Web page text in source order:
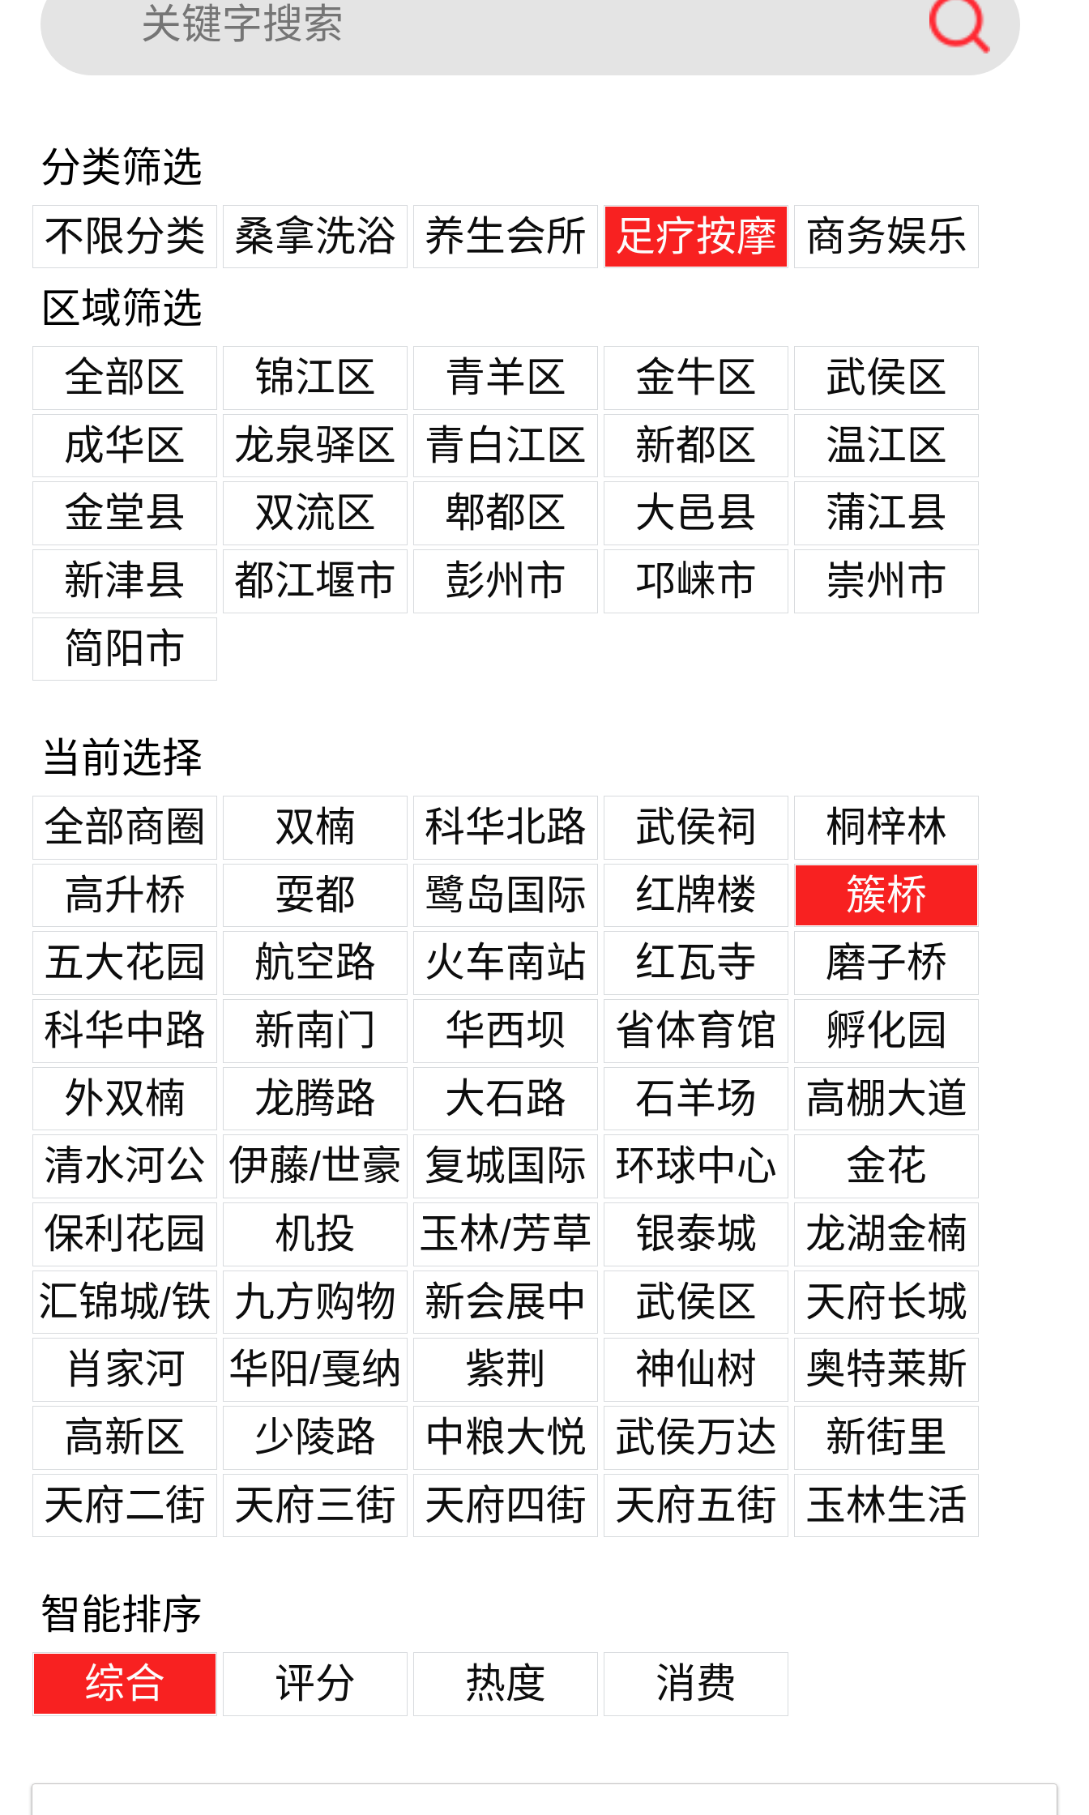
分类筛选
不限分类
桑拿洗浴 养生会所 足疗按摩
商务娱乐
区域筛选
全部区
锦江区 青羊区 金牛区
武侯区
成华区
龙泉驿区 青白江区 新都区
温江区
金堂县
双流区 郫都区 大邑县
蒲江县
新津县
都江堰市 彭州市 邛崃市
崇州市
简阳市
当前选择
全部商圈
双楠 科华北路 武侯祠
桐梓林
高升桥
耍都 鹭岛国际 红牌楼
簇桥
五大花园
航空路 火车南站 红瓦寺
磨子桥
科华中路
王府井
新南门 华西坝 省体育馆
孵化园
外双楠
龙腾路 大石路 石羊场
高棚大道
清水河公
园
伊藤/世豪
广场
复城国际
广场
环球中心
金花
保利花园
机投
玉林/芳草
街
银泰城
龙湖金楠
天街
汇锦城/铁
像寺
九方购物
中心
新会展中
心
武侯区
天府长城
肖家河
华阳/戛纳
湾
紫荆 神仙树
奥特莱斯
高新区
少陵路
中粮大悦
城
武侯万达
新街里
天府二街
天府三街 天府四街 天府五街
玉林生活
智能排序
综合
评分 热度 消费